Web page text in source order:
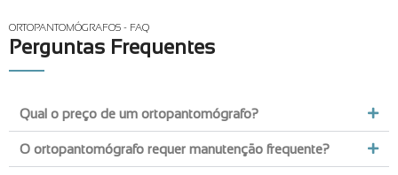
ORTOPANTOMÓGRAFOS - FAQ
Perguntas Frequentes
Qual o preço de um ortopantomógrafo?
O ortopantomógrafo requer manutenção frequente?